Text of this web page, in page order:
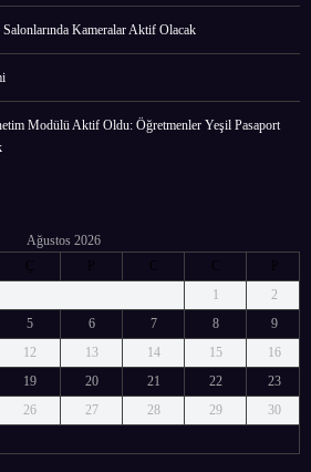
Kameralar Aktif Olacak
Modülü Aktif Oldu: Öğretmenler Yeşil Pasaport
Ağustos 2026
Ç P C C
P
1
2
5 6 7 8
9
12 13 14 15
16
19 20 21 22
23
26 27 28 29
30